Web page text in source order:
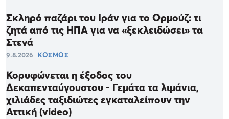
Σκληρό παζάρι του Ιράν για το Ορμούζ: τι
ζητά από τις ΗΠΑ για να «ξεκλειδώσει» τα
Στενά
9.8.2026 ΚΟΣΜΟΣ
Κορυφώνεται η έξοδος του
Δεκαπενταύγουστου - Γεμάτα τα λιμάνια,
χιλιάδες ταξιδιώτες εγκαταλείπουν την
Αττική (video)